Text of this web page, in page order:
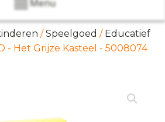
Menu
/Speelgoed / Educatief
- Het Grijze Kasteel - 5008074